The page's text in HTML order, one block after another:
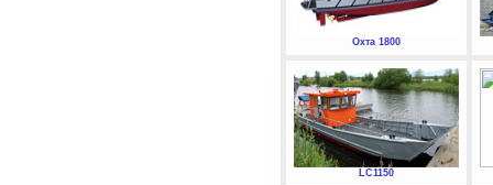
Охта 1800
LC1150